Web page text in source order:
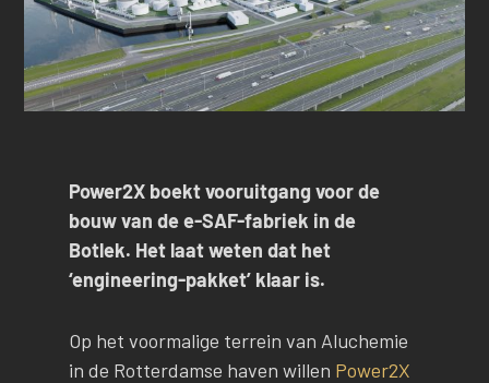
Power2X boekt vooruitgang voor de
bouw van de e-SAF-fabriek in de
Botlek. Het laat weten dat het
‘engineering-pakket’ klaar is.
Op het voormalige terrein van Aluchemie
in de Rotterdamse haven willen Power2X